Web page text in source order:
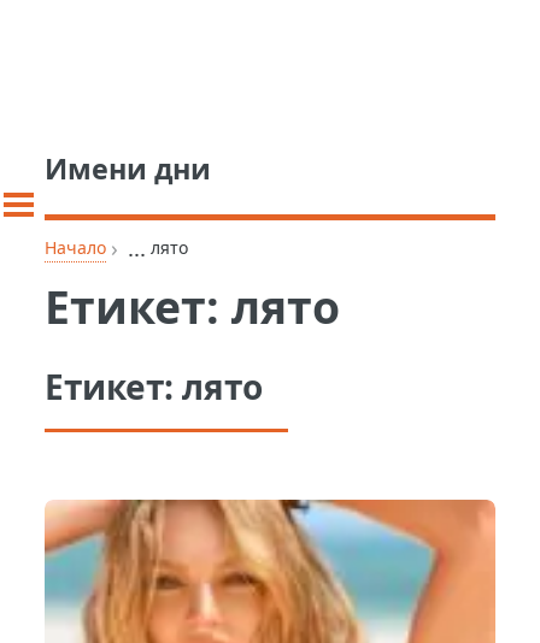
Имени дни
Начало › ... лято
Етикет:лято
Етикет:лято